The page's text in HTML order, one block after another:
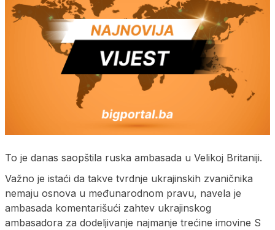
To je danas saopštila ruska ambasada u Velikoj Britaniji.
Važno je istaći da takve tvrdnje ukrajinskih zvaničnika
nemaju osnova u međunarodnom pravu, navela je
ambasada komentarišući zahtev ukrajinskog
ambasadora za dodeljivanje najmanje trećine imovine S